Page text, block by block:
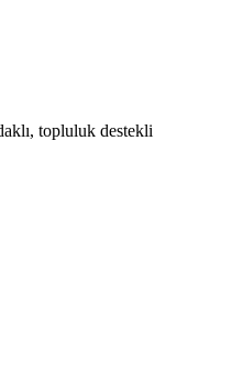
topluluk destekli